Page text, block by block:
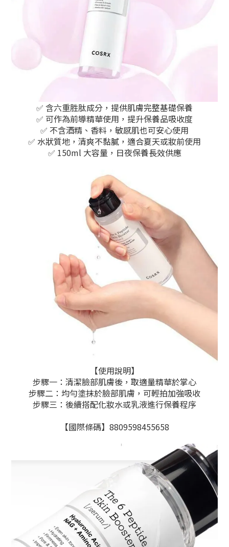
✅ 含六重胜肽成分，提供肌膚完整基礎保養
✅ 可作為前導精華使用，提升保養品吸收度
✅ 不含酒精、香料，敏感肌也可安心使用
✅ 水狀質地，清爽不黏膩，適合夏天或妝前使用
✅ 150ml 大容量，日夜保養長效供應
【使用說明】
步驟一：清潔臉部肌膚後，取適量精華於掌心
步驟二：均勻塗抹於臉部肌膚，可輕拍加強吸收
步驟三：後續搭配化妝水或乳液進行保養程序
【國際條碼】8809598455658